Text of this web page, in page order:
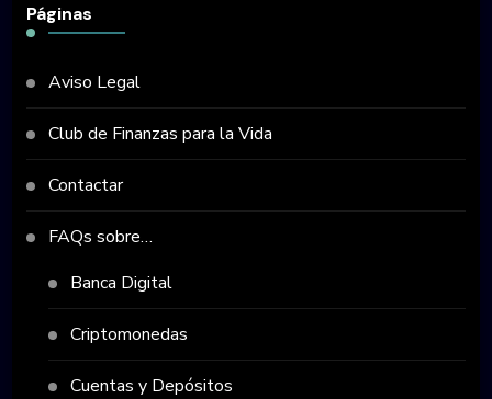
Páginas
Aviso Legal
Club de Finanzas para la Vida
Contactar
FAQs sobre…
Banca Digital
Criptomonedas
Cuentas y Depósitos